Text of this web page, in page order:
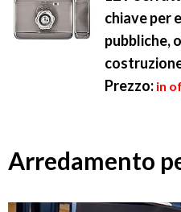
chiave per
pubbliche,
Prezzo: in
Arredamento